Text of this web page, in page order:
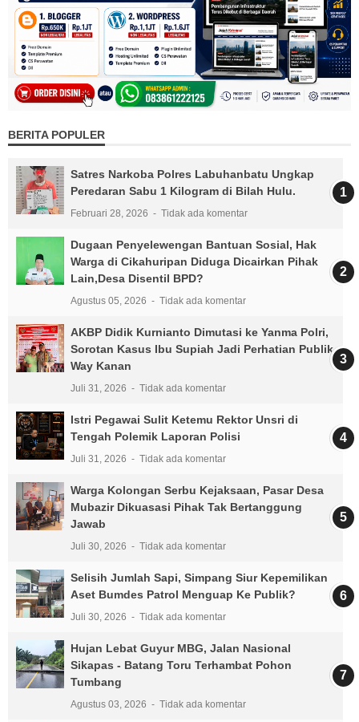
BERITA POPULER
Satres Narkoba Polres Labuhanbatu Ungkap
Peredaran Sabu 1 Kilogram di Bilah Hulu.
Februari 28, 2026 Tidak ada komentar
Dugaan Penyelewengan Bantuan Sosial, Hak
Warga di Cikahuripan Diduga Dicairkan Pihak
Lain,Desa Disentil BPD?
Agustus 05, 2026 Tidak ada komentar
AKBP Didik Kurnianto Dimutasi ke Yanma Polri,
Sorotan Kasus Ibu Supiah Jadi Perhatian Publik
Way Kanan
Juli 31, 2026 Tidak ada komentar
Istri Pegawai Sulit Ketemu Rektor Unsri di
Tengah Polemik Laporan Polisi
Juli 31, 2026 Tidak ada komentar
Warga Kolongan Serbu Kejaksaan, Pasar Desa
Mubazir Dikuasasi Pihak Tak Bertanggung
Jawab
Juli 30, 2026 Tidak ada komentar
Selisih Jumlah Sapi, Simpang Siur Kepemilikan
Aset Bumdes Patrol Menguap Ke Publik?
Juli 30, 2026 Tidak ada komentar
Hujan Lebat Guyur MBG, Jalan Nasional
Sikapas - Batang Toru Terhambat Pohon
Tumbang
Agustus 03, 2026 Tidak ada komentar